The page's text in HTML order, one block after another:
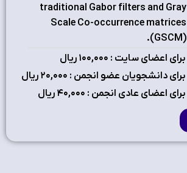
traditional Gabor filters and Gray
Scale Co-occurrence matrices
(GSCM).
برای اعضای سایت : ۱٠٠,٠٠٠ ریال
برای دانشجویان عضو انجمن : ۲٠,٠٠٠ ریال
برای اعضای عادی انجمن : ۴٠,٠٠٠ ریال